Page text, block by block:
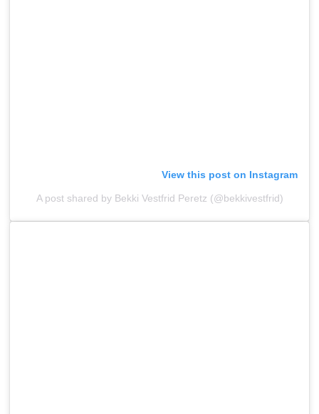
View this post on Instagram
A post shared by Bekki Vestfrid Peretz (@bekkivestfrid)